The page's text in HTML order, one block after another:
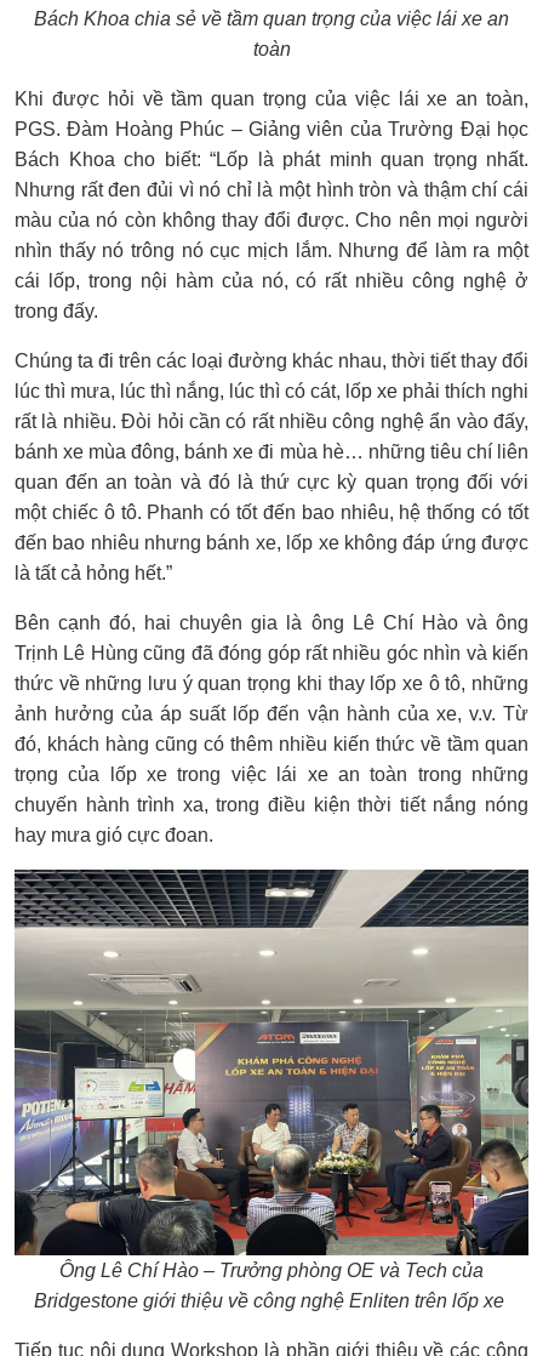
Bách Khoa chia sẻ về tầm quan trọng của việc lái xe an
toàn
Khi được hỏi về tầm quan trọng của việc lái xe an toàn,
PGS. Đàm Hoàng Phúc – Giảng viên của Trường Đại học
Bách Khoa cho biết: “Lốp là phát minh quan trọng nhất.
Nhưng rất đen đủi vì nó chỉ là một hình tròn và thậm chí cái
màu của nó còn không thay đổi được. Cho nên mọi người
nhìn thấy nó trông nó cục mịch lắm. Nhưng để làm ra một
cái lốp, trong nội hàm của nó, có rất nhiều công nghệ ở
trong đấy.
Chúng ta đi trên các loại đường khác nhau, thời tiết thay đổi
lúc thì mưa, lúc thì nắng, lúc thì có cát, lốp xe phải thích nghi
rất là nhiều. Đòi hỏi cần có rất nhiều công nghệ ẩn vào đấy,
bánh xe mùa đông, bánh xe đi mùa hè… những tiêu chí liên
quan đến an toàn và đó là thứ cực kỳ quan trọng đối với
một chiếc ô tô. Phanh có tốt đến bao nhiêu, hệ thống có tốt
đến bao nhiêu nhưng bánh xe, lốp xe không đáp ứng được
là tất cả hỏng hết.”
Bên cạnh đó, hai chuyên gia là ông Lê Chí Hào và ông
Trịnh Lê Hùng cũng đã đóng góp rất nhiều góc nhìn và kiến
thức về những lưu ý quan trọng khi thay lốp xe ô tô, những
ảnh hưởng của áp suất lốp đến vận hành của xe, v.v. Từ
đó, khách hàng cũng có thêm nhiều kiến thức về tầm quan
trọng của lốp xe trong việc lái xe an toàn trong những
chuyến hành trình xa, trong điều kiện thời tiết nắng nóng
hay mưa gió cực đoan.
Ông Lê Chí Hào – Trưởng phòng OE và Tech của
Bridgestone giới thiệu về công nghệ Enliten trên lốp xe
Tiếp tục nội dung Workshop là phần giới thiệu về các công